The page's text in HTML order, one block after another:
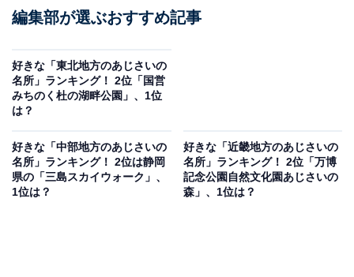
阪府）、「住んでいるところから近く見に行きやすいと
思ったため」（20代女性／北海道）、「白樺が好きで
画像ではなく生で見てみたいと思います」（40代女性／
神奈川県）といった声が集まりました。
編集部が選ぶおすすめ記事
好きな「東北地方のあじさいの
名所」ランキング！ 2位「国営
みちのく杜の湖畔公園」、1位
は？
好きな「中部地方のあじさいの
名所」ランキング！ 2位は静岡
県の「三島スカイウォーク」、
1位は？
好きな「近畿地方のあじさいの
名所」ランキング！ 2位「万博
記念公園自然文化園あじさいの
森」、1位は？